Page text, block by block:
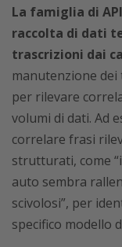
La famiglia di
raccolta di dati
trascrizioni dai
manutenzione
per rilevare
volumi di dati. Ad
correlare frasi
strutturati, come
auto sembra
scivolosi”, per
specifico modello